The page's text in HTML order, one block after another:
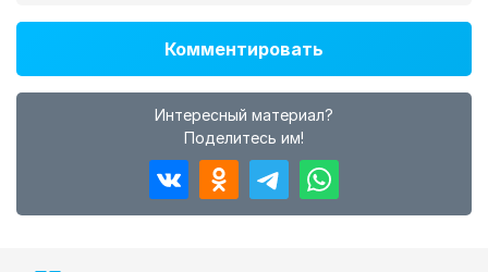
Комментировать
Интересный материал?
Поделитесь им!